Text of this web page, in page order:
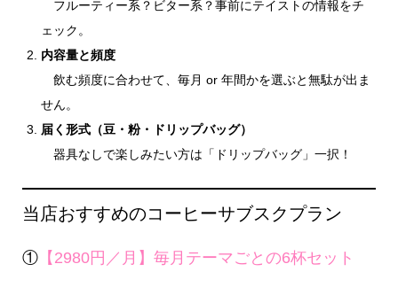
フルーティー系？ビター系？事前にテイストの情報をチ
ェック。
内容量と頻度
飲む頻度に合わせて、毎月 or 年間かを選ぶと無駄が出ま
せん。
届く形式（豆・粉・ドリップバッグ）
器具なしで楽しみたい方は「ドリップバッグ」一択！
当店おすすめのコーヒーサブスクプラン
①【2980円／月】毎月テーマごとの6杯セット